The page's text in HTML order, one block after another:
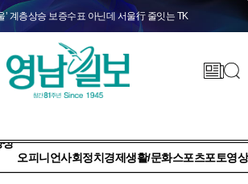
’ 계층상승 보증수표 아닌데 서울行 줄잇는 TK
성
오피니언사회정치 경제생활/문화스포츠포토영상